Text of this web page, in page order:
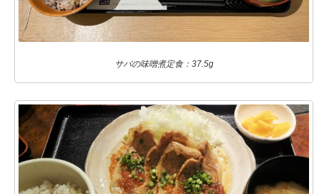
サバの味噌煮定食：37.5g